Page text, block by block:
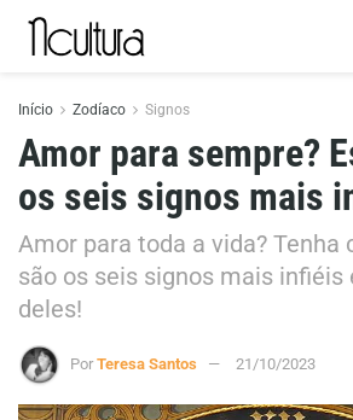
Início Zodíaco Signos
Amor para sempre?
os seis signos mais
Amor para toda a vida? Tenha
são os seis signos mais infiéis
deles!
Por Teresa Santos 21/10/2023